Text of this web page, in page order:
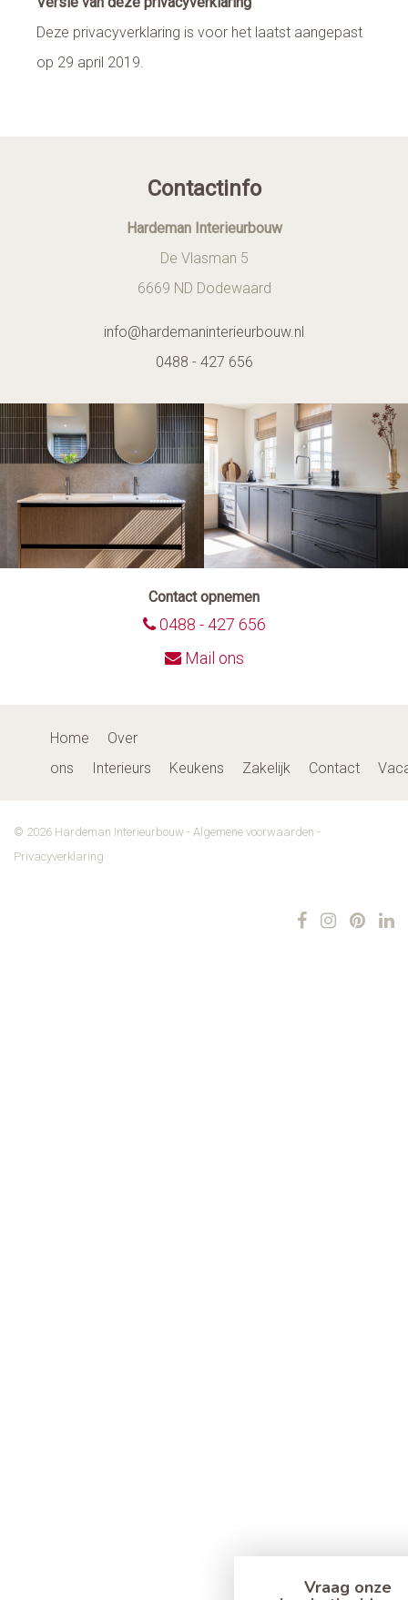
Deze privacyverklaring is voor het laatst aangepast
op 29 april 2019.
Contactinfo
Hardeman Interieurbouw
De Vlasman 5
6669 ND Dodewaard
info@hardemaninterieurbouw.nl
0488 - 427 656
Contact opnemen
0488 - 427 656
Mail ons
Home
Over
ons
Interieurs Keukens Zakelijk Contact
© 2026 Hardeman Interieurbouw - Algemene voorwaarden -
Privacyverklaring
Vraag onze